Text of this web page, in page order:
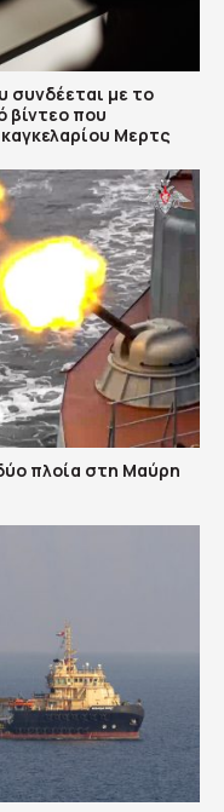
συνδέεται με το
βίντεο που
Μερτς
πλοία στη Μαύρη